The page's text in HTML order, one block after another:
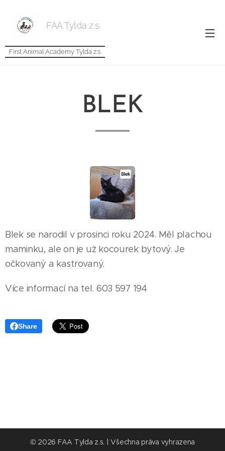
FAA Tylda z.s.
First Animal Academy Tylda z.s.
BLEK
Blek se narodil v prosinci roku 2024. Měl plachou
maminku, ale on je už kocourek bytový. Je
očkovaný a kastrovaný.
Více informací na tel. 603 597 194
Share
© 2026 FAA Tylda z.s. | Všechna práva vyhrazena